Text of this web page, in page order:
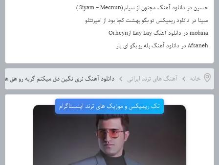
حسین در دانلود آهنگ مجنون از سیام (Siyam – Mecnun )
مبینا در دانلود ریمیکس تو بگو بهشت کجا بود از امیرتتلو
mobina در دانلود آهنگ Lay Lay ازOrheyn
Afsaneh در دانلود آهنگ بله رو بگو ای یار
خانه آهنگ های ترند ایرانی دانلود آهنگ نری نگین دق میکنم گریه رو هق
تک ریمیکس و موزیک های ترند اینستاگرام